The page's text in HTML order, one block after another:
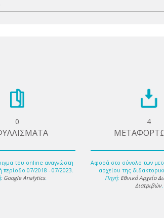
0
του online αναγνώστη
περίοδο 07/2018 - 07/2023.
Google Analytics.
4
Αφορά στο σύνολο των
αρχείου της
Πηγή: Εθνικό Αρχείο
Διατριβών.